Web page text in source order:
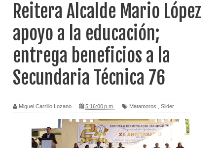
Reitera Alcalde Mario López
apoyo a la educación;
entrega beneficios a la
Secundaria Técnica 76
Miguel Carrillo Lozano 5:16:00 p.m. Matamoros Slider